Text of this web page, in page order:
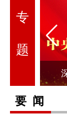
专
题
要 闻